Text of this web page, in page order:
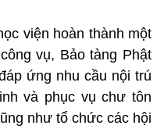
viện hoàn thành một
vụ, Bảo tàng Phật
ứng nhu cầu nội trú
và phục vụ chư tôn
như tổ chức các hội